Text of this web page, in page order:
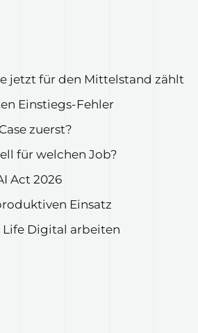
jetzt für den Mittelstand zählt
Einstiegs-Fehler
zuerst?
für welchen Job?
Act 2026
Einsatz
Digital arbeiten